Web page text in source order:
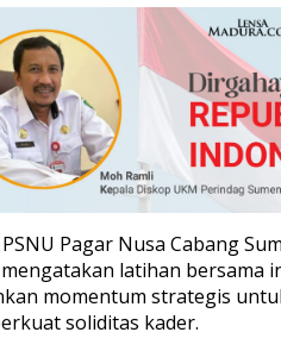
a
s
i
B
a
n
j
i
r
Pagar Nusa Cabang
latihan bersama
momentum strategis
soliditas kader.